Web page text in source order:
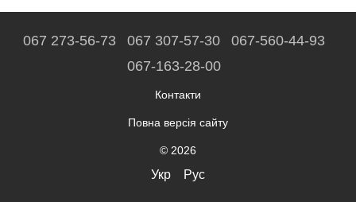
067 273-56-73 067 307-57-30
067-560-44-93
067-163-28-00
Контакти
Повна версія сайту
© 2026
Укр Рус